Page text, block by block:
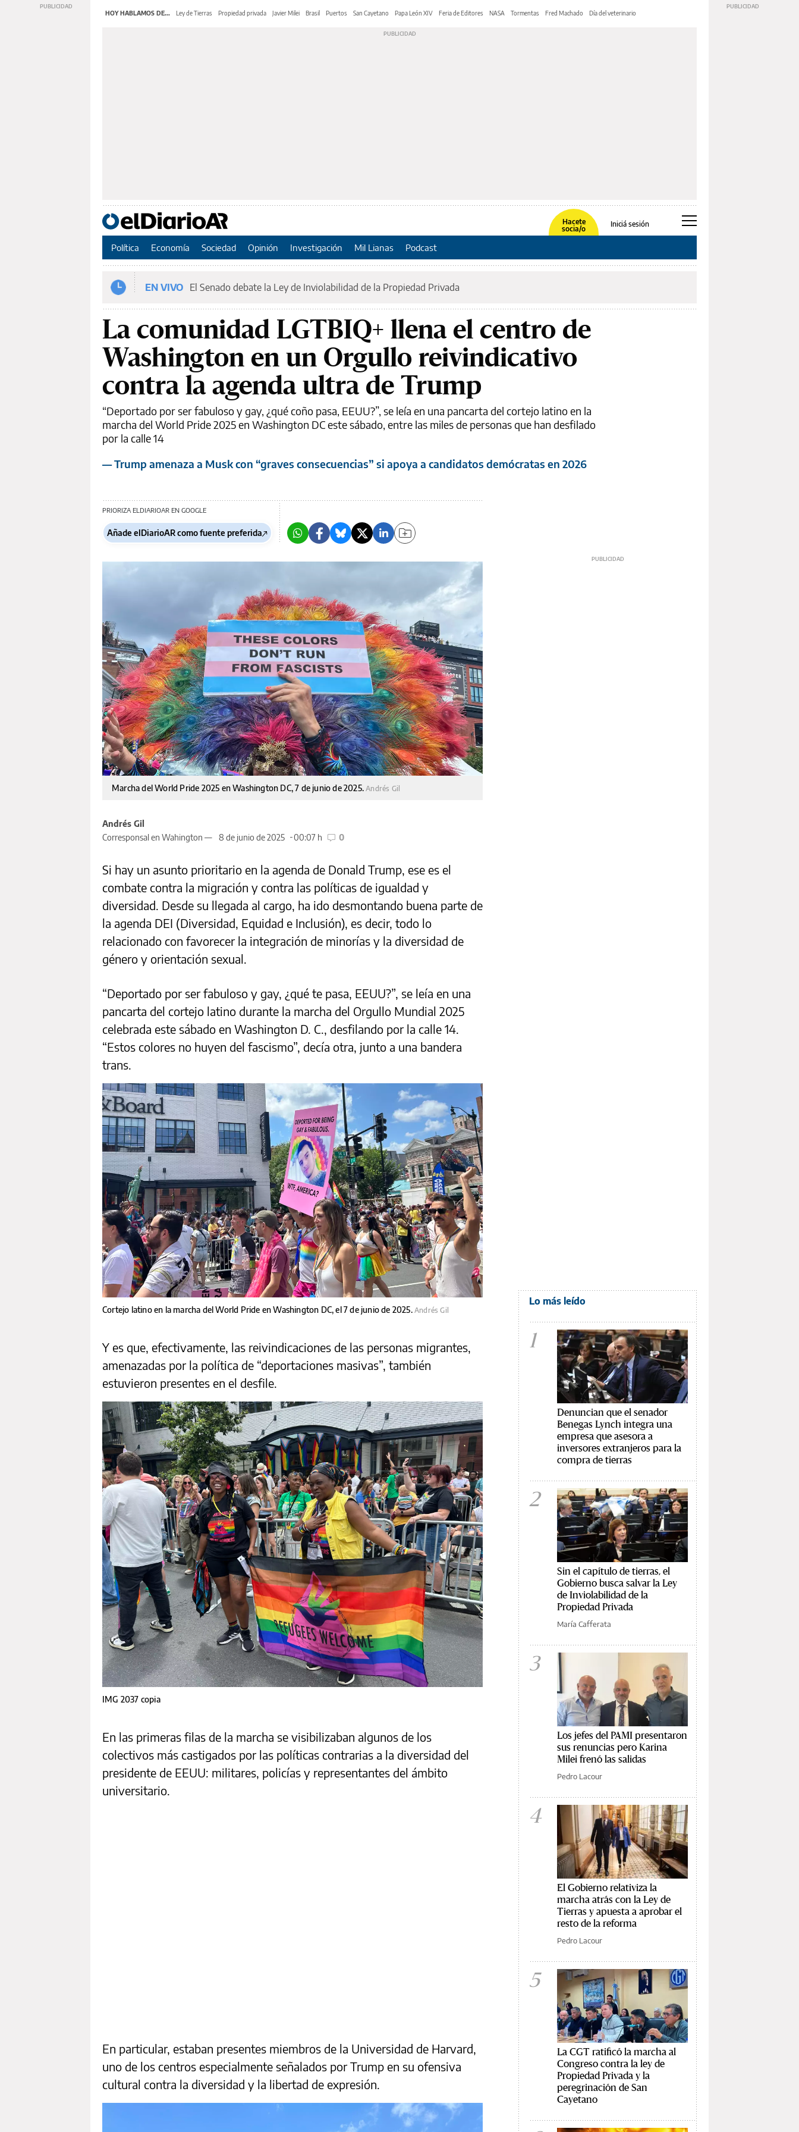
HOY HABLAMOS DE... Ley de Tierras Propiedad privada Javier Milei Brasil Puertos San Cayetano Papa León XIV Feria de Editores NASA Tormentas Fred Machado Día del veterinario
Hacete
socia/o
Iniciá sesión
Política Economía Sociedad Opinión Investigación Mil Lianas Podcast
EN VIVO El Senado debate la Ley de Inviolabilidad de la Propiedad Privada
La comunidad LGTBIQ+ llena el centro de
Washington en un Orgullo reivindicativo
contra la agenda ultra de Trump
“Deportado por ser fabuloso y gay, ¿qué coño pasa, EEUU?”, se leía en una pancarta del cortejo latino en la
marcha del World Pride 2025 en Washington DC este sábado, entre las miles de personas que han desfilado
por la calle 14
— Trump amenaza a Musk con “graves consecuencias” si apoya a candidatos demócratas en 2026
PRIORIZA ELDIARIOAR EN GOOGLE
Añade elDiarioAR como fuente preferida
Marcha del World Pride 2025 en Washington DC, 7 de junio de 2025.Andrés Gil
Andrés Gil
Corresponsal en Wahington —
8 de junio de 2025 00:07 h 0
Si hay un asunto prioritario en la agenda de Donald Trump, ese es el
combate contra la migración y contra las políticas de igualdad y
diversidad. Desde su llegada al cargo, ha ido desmontando buena parte de
la agenda DEI (Diversidad, Equidad e Inclusión), es decir, todo lo
relacionado con favorecer la integración de minorías y la diversidad de
género y orientación sexual.
“Deportado por ser fabuloso y gay, ¿qué te pasa, EEUU?”, se leía en una
pancarta del cortejo latino durante la marcha del Orgullo Mundial 2025
celebrada este sábado en Washington D. C., desfilando por la calle 14.
“Estos colores no huyen del fascismo”, decía otra, junto a una bandera
trans.
Cortejo latino en la marcha del World Pride en Washington DC, el 7 de junio de 2025. Andrés Gil
Y es que, efectivamente, las reivindicaciones de las personas migrantes,
amenazadas por la política de “deportaciones masivas”, también
estuvieron presentes en el desfile.
IMG 2037 copia
En las primeras filas de la marcha se visibilizaban algunos de los
colectivos más castigados por las políticas contrarias a la diversidad del
presidente de EEUU: militares, policías y representantes del ámbito
universitario.
En particular, estaban presentes miembros de la Universidad de Harvard,
uno de los centros especialmente señalados por Trump en su ofensiva
cultural contra la diversidad y la libertad de expresión.
Lo más leído
1
Denuncian que el senador
Benegas Lynch integra una
empresa que asesora a
inversores extranjeros para la
compra de tierras
2
Sin el capítulo de tierras, el
Gobierno busca salvar la Ley
de Inviolabilidad de la
Propiedad Privada
María Cafferata
3
Los jefes del PAMI presentaron
sus renuncias pero Karina
Milei frenó las salidas
Pedro Lacour
4
El Gobierno relativiza la
marcha atrás con la Ley de
Tierras y apuesta a aprobar el
resto de la reforma
Pedro Lacour
5
La CGT ratificó la marcha al
Congreso contra la ley de
Propiedad Privada y la
peregrinación de San
Cayetano